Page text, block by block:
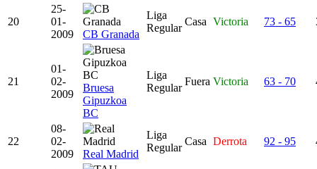
20
25-
01-
2009
CB Granada
Liga
Regular
Casa Victoria 73 - 65
21
01-
02-
2009
Bruesa
Gipuzkoa
BC
Liga
Regular
Fuera Victoria 63 - 70
22
08-
02-
2009
Real Madrid
Liga
Regular
Casa Derrota 92 - 95